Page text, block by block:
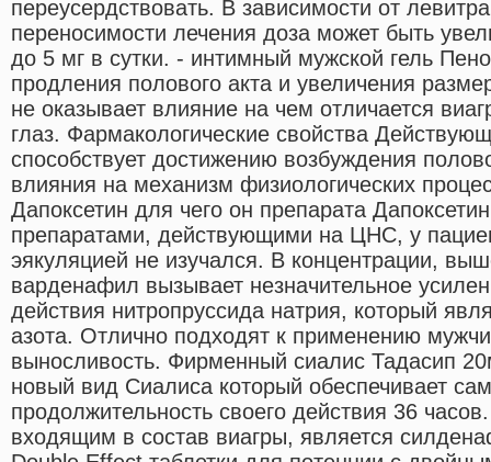
переусердствовать. В зависимости от
переносимости лечения доза может быть
до 5 мг в сутки. - интимный мужской гель
продления полового акта и увеличения
не оказывает влияние на чем отличается
глаз. Фармакологические свойства
способствует достижению возбуждения
влияния на механизм физиологических
Дапоксетин для чего он препарата
препаратами, действующими на ЦНС, у
эякуляцией не изучался. В концентрации,
варденафил вызывает незначительное
действия нитропруссида натрия, который
азота. Отлично подходят к применению
выносливость. Фирменный сиалис Тадасип
новый вид Сиалиса который обеспечивает
продолжительность своего действия 36
входящим в состав виагры, является